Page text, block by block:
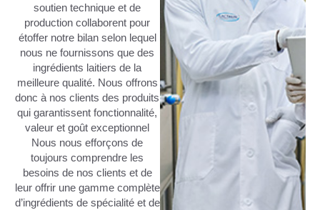
soutien technique et de
production collaborent pour
étoffer notre bilan selon lequel
nous ne fournissons que des
ingrédients laitiers de la
meilleure qualité. Nous offrons
donc à nos clients des produits
qui garantissent fonctionnalité,
valeur et goût exceptionnel
Nous nous efforçons de
toujours comprendre les
besoins de nos clients et de
leur offrir une gamme complète
d’ingrédients de spécialité et de